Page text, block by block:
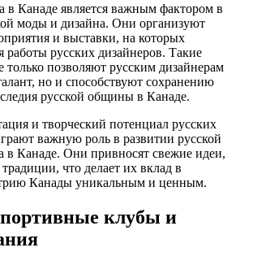
в Канаде является важным фактором в
моды и дизайна. Они организуют
и выставки, на которых
работы русских дизайнеров. Такие
только позволяют русским дизайнерам
но и способствуют сохранению
русской общины в Канаде.
и творческий потенциал русских
важную роль в развитии русской
в Канаде. Они привносят свежие идеи,
что делает их вклад в
Канады уникальным и ценным.
клубы и